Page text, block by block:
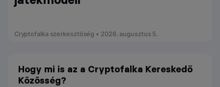
Cryptofalka szerkesztőség • 2026. augusztus 5.
Hogy mi is az a Cryptofalka Kereskedő
Közösség?